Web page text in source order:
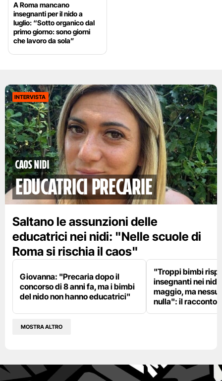
A Roma mancano
insegnanti per il nido a
luglio: “Sotto organico dal
primo giorno: sono giorni
che lavoro da sola”
INTERVISTA
Caos nidi
educatrici precarie
Saltano le assunzioni delle
educatrici nei nidi: "Nelle scuole di
Roma si rischia il caos"
Giovanna: "Precaria dopo il
concorso di 8 anni fa, ma i bimbi
del nido non hanno educatrici"
"Troppi bimbi
insegnanti nei
maggio, ma
nulla": il racconto
MOSTRA ALTRO